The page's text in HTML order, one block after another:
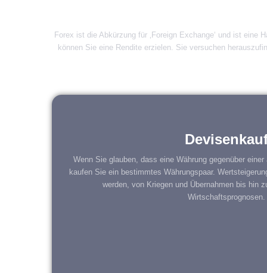
Forex ist die Abkürzung für ‚Foreign Exchange‘ und ist
können Sie eine Rendite erzielen. Sie versuchen
Wenn Sie glauben, dass eine Währung gegenüber
kaufen Sie ein bestimmtes Währungspaar.
werden, von Kriegen und Übernahmen bis hin
Wirtschaftsprognosen.